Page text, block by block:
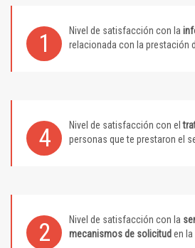
1 Nivel de satisfacción con la
relacionada con la prestación
4 Nivel de satisfacción con el
personas que te prestaron el
2 Nivel de satisfacción con la
mecanismos de solicitud en